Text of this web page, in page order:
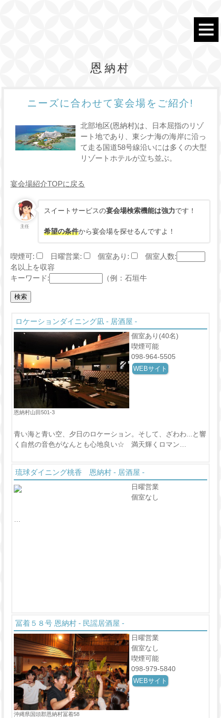
恩納村
ニーズに合わせて宴会場をご紹介!
北部地区(恩納村)は、日本屈指のリゾ
ート地であり、東シナ海の海岸に沿っ
て走る国道58号線沿いには多くの大型
リゾートホテルが立ち並ぶ。
宴会場紹介TOPに戻る
主任
スイートサービスの宴会場検索機能は強力です！
希望の条件から宴会場を探せるんですよ！
喫煙可: 日曜営業: 個室あり:
個室人数:
名以上を収容
キーワード:
（例：石垣牛
ロケーションダイニング凪 - 居酒屋 -
恩納村山田501-3
個室あり(40名)
喫煙可能
098-964-5505
WEBサイト
青い海と青い空、夕日のロケーション。そして、ざわわ...と響
く自然の音色がなんとも心地良い☆ 満天輝くロマン…
琉球ダイニング桃香 恩納村 - 居酒屋 -
日曜営業
個室なし
冨着５８号 恩納村 - 民謡居酒屋 -
沖縄県国頭郡恩納村冨着58
日曜営業
個室なし
喫煙可能
098-979-5840
WEBサイト